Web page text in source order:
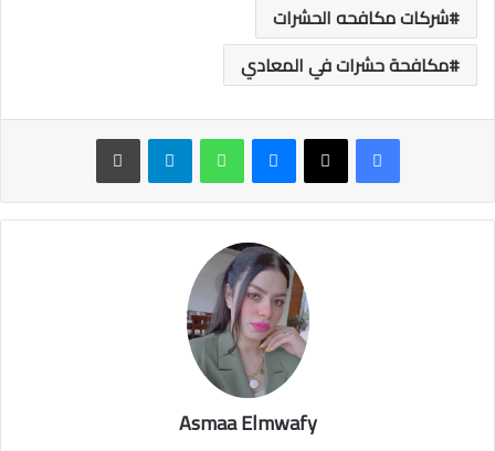
شركات مكافحه الحشرات
مكافحة حشرات في المعادي
ماسنجر واتساب تيلقرام طباعة
Asmaa Elmwafy